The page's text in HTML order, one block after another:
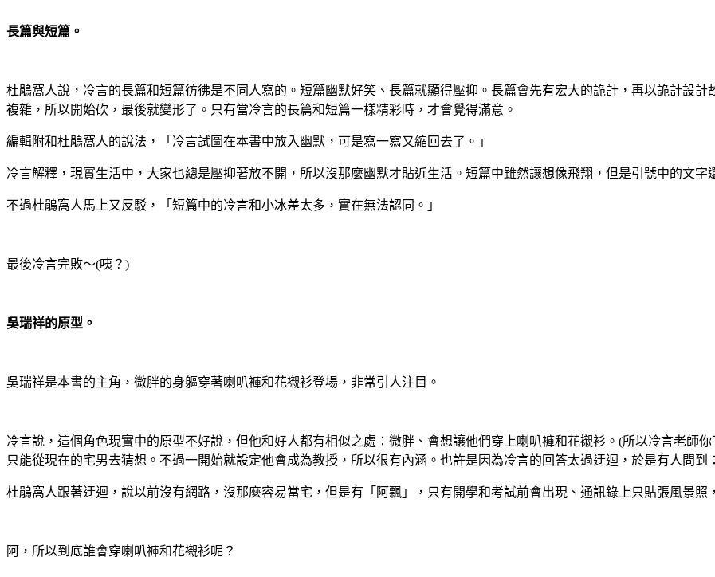
長篇與短篇。
杜鵑窩人說，冷言的長篇和短篇彷彿是不同人寫的。短篇幽默好笑、長篇就顯得壓抑。長篇會先有宏大的詭計，再以詭計設
複雜，所以開始砍，最後就變形了。只有當冷言的長篇和短篇一樣精彩時，才會覺得滿意。
編輯附和杜鵑窩人的說法，「冷言試圖在本書中放入幽默，可是寫一寫又縮回去了。」
冷言解釋，現實生活中，大家也總是壓抑著放不開，所以沒那麼幽默才貼近生活。短篇中雖然讓想像飛翔，但是引號中的文字
不過杜鵑窩人馬上又反駁，「短篇中的冷言和小冰差太多，實在無法認同。」
最後冷言完敗～(咦？ )
吳瑞祥的原型。
吳瑞祥是本書的主角，微胖的身軀穿著喇叭褲和花襯衫登場，非常引人注目。
冷言說，這個角色現實中的原型不好說，但他和好人都有相似之處：微胖、會想讓他們穿上喇叭褲和花襯衫。 (所以冷言老師你
只能從現在的宅男去猜想。不過一開始就設定他會成為教授，所以很有內涵。也許是因為冷言的回答太過迂迴，於是有人問到
杜鵑窩人跟著迂迴，說以前沒有網路，沒那麼容易當宅，但是有「阿飄」，只有開學和考試前會出現、通訊錄上只貼張風景照
阿，所以到底誰會穿喇叭褲和花襯衫呢？